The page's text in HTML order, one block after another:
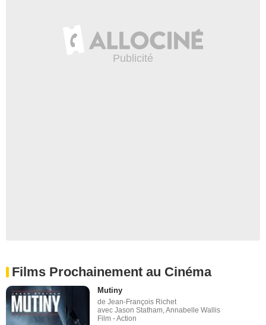
Films Prochainement au Cinéma
Mutiny
de Jean-François Richet
avec Jason Statham, Annabelle Wallis
Film - Action